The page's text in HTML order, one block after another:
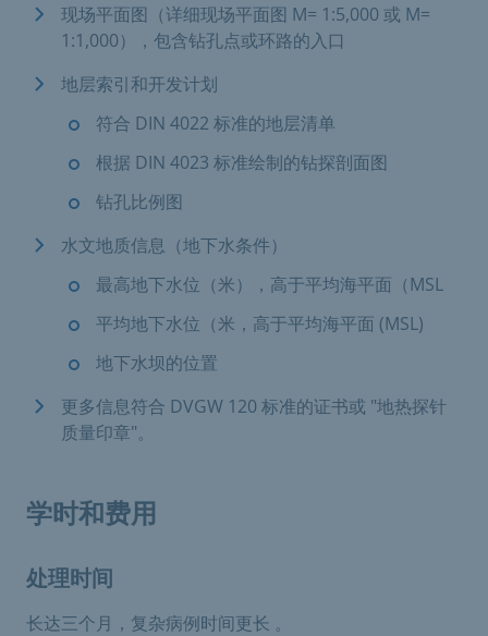
现场平面图（详细现场平面图 M= 1:5,000 或 M=
1:1,000），包含钻孔点或环路的入口
地层索引和开发计划
符合 DIN 4022 标准的地层清单
根据 DIN 4023 标准绘制的钻探剖面图
钻孔比例图
水文地质信息（地下水条件）
最高地下水位（米），高于平均海平面（MSL
平均地下水位（米，高于平均海平面 (MSL)
地下水坝的位置
更多信息符合 DVGW 120 标准的证书或 "地热探针
质量印章"。
学时和费用
处理时间
长达三个月，复杂病例时间更长 。